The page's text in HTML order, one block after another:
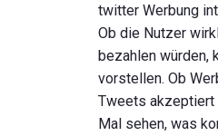
twitter Werbung
Ob die Nutzer
bezahlen würden,
vorstellen. Ob
Tweets akzeptiert
Mal sehen, was